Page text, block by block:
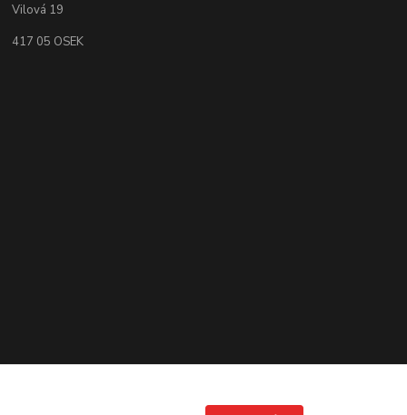
Vilová 19
417 05 OSEK